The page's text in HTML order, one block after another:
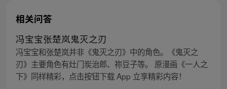
相关问答
冯宝宝张楚岚鬼灭之刃
冯宝宝和张楚岚并非《鬼灭之刃》中的角色。《鬼灭之
刃》主要角色有灶门炭治郎、祢豆子等。 原漫画《一人之
下》同样精彩，点击按钮下载 App 立享精彩内容！